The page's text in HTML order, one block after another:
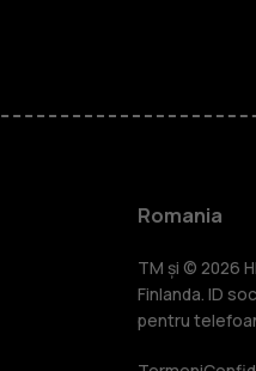
Romania
TM și © 2026
Finlanda. ID
pentru